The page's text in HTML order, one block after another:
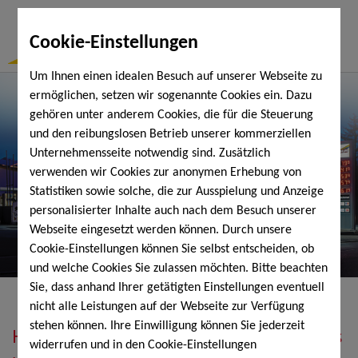
Cookie-Einstellungen
Um Ihnen einen idealen Besuch auf unserer Webseite zu
ermöglichen, setzen wir sogenannte Cookies ein. Dazu
gehören unter anderem Cookies, die für die Steuerung
und den reibungslosen Betrieb unserer kommerziellen
Unternehmensseite notwendig sind. Zusätzlich
verwenden wir Cookies zur anonymen Erhebung von
Statistiken sowie solche, die zur Ausspielung und Anzeige
personalisierter Inhalte auch nach dem Besuch unserer
Webseite eingesetzt werden können. Durch unsere
Cookie-Einstellungen können Sie selbst entscheiden, ob
und welche Cookies Sie zulassen möchten. Bitte beachten
Sie, dass anhand Ihrer getätigten Einstellungen eventuell
nicht alle Leistungen auf der Webseite zur Verfügung
stehen können. Ihre Einwilligung können Sie jederzeit
widerrufen und in den Cookie-Einstellungen
Heizöl, Diesel, Schmierstoffe, Holzpellets